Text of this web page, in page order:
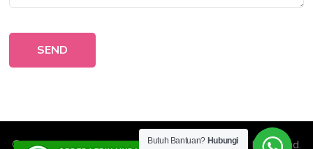
© Copyright 2026Sumber Readymix. All Rights Reserved.
Butuh Bantuan? Hubungi